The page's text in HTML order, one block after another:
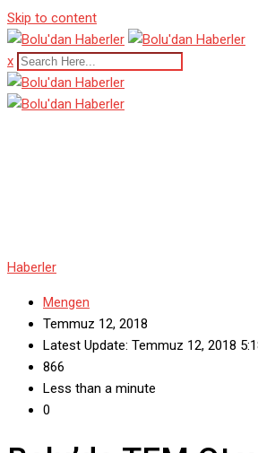
Skip to content
x
Haberler
Mengen
Temmuz 12, 2018
Latest Update: Temmuz 12, 2018
866
Less than a minute
0